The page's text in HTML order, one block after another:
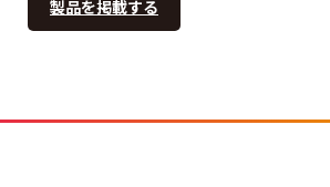
製品を掲載する